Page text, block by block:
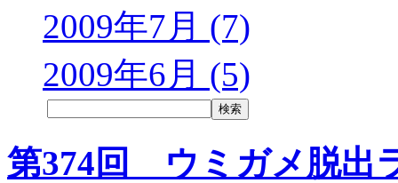
2009年7月 (7)
2009年6月 (5)
第374回 ウミガメ脱出